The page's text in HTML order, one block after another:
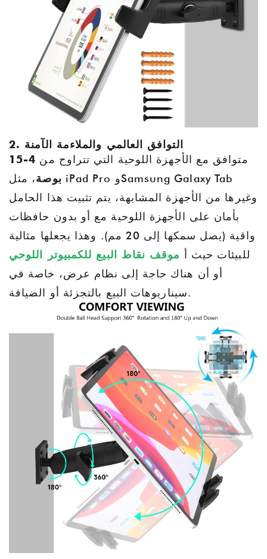
2. التوافق العالمي والملاءمة الآمنة
متوافق مع الأجهزة اللوحية التي تتراوح من
4-15
بوصة، مثل iPad Pro وSamsung Galaxy Tab
وغيرها من الأجهزة المشابهة، يتم تثبيت هذا الحامل
بأمان على الأجهزة اللوحية مع أو بدون حافظات
واقية (يصل سمكها إلى 20 مم). وهذا يجعلها مثالية
للبيئات حيث أ موقف نقاط البيع للكمبيوتر اللوحي
أو أن هناك حاجة إلى نظام عرض، خاصة في
سيناريوهات البيع بالتجزئة أو الضيافة.